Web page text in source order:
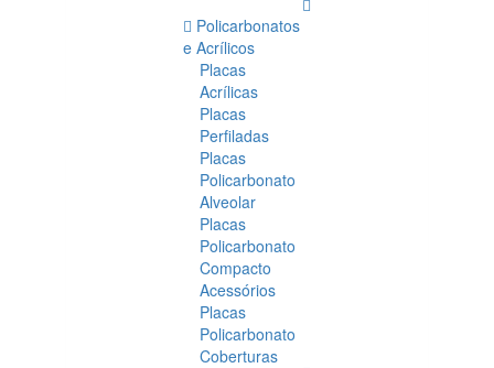
Policarbonatos
e Acrílicos
Placas
Acrílicas
Placas
Perfiladas
Placas
Policarbonato
Alveolar
Placas
Policarbonato
Compacto
Acessórios
Placas
Policarbonato
Coberturas